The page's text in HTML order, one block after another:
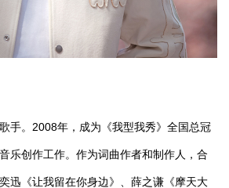
手。2008年，成为《我型我秀》全国总冠
乐创作工作。作为词曲作者和制作人，合
迅《让我留在你身边》、薛之谦《摩天大